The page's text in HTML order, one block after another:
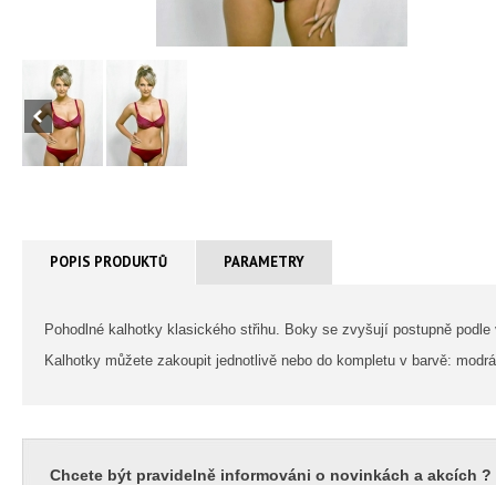
POPIS PRODUKTŮ PARAMETRY
Pohodlné kalhotky klasického střihu. Boky se zvyšují postupně podle
Kalhotky můžete zakoupit jednotlivě nebo do kompletu v barvě:
Chcete být pravidelně informováni o novinkách a akcích ?